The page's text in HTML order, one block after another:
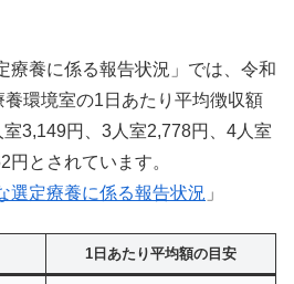
療養に係る報告状況」では、令和
環境室の1日あたり平均徴収額
3,149円、3人室2,778円、4人室
とされています。
選定療養に係る報告状況 」
1日あたり平均額の目安